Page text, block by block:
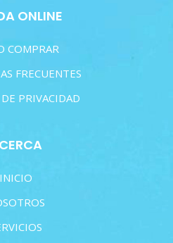
ONLINE
COMPRAR
FRECUENTES
PRIVACIDAD
INICIO